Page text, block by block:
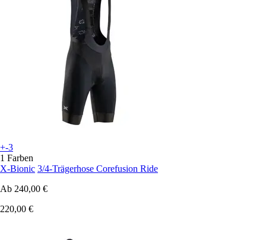
+-3
1 Farben
X-Bionic 3/4-Trägerhose Corefusion Ride
Ab 240,00 €
220,00 €